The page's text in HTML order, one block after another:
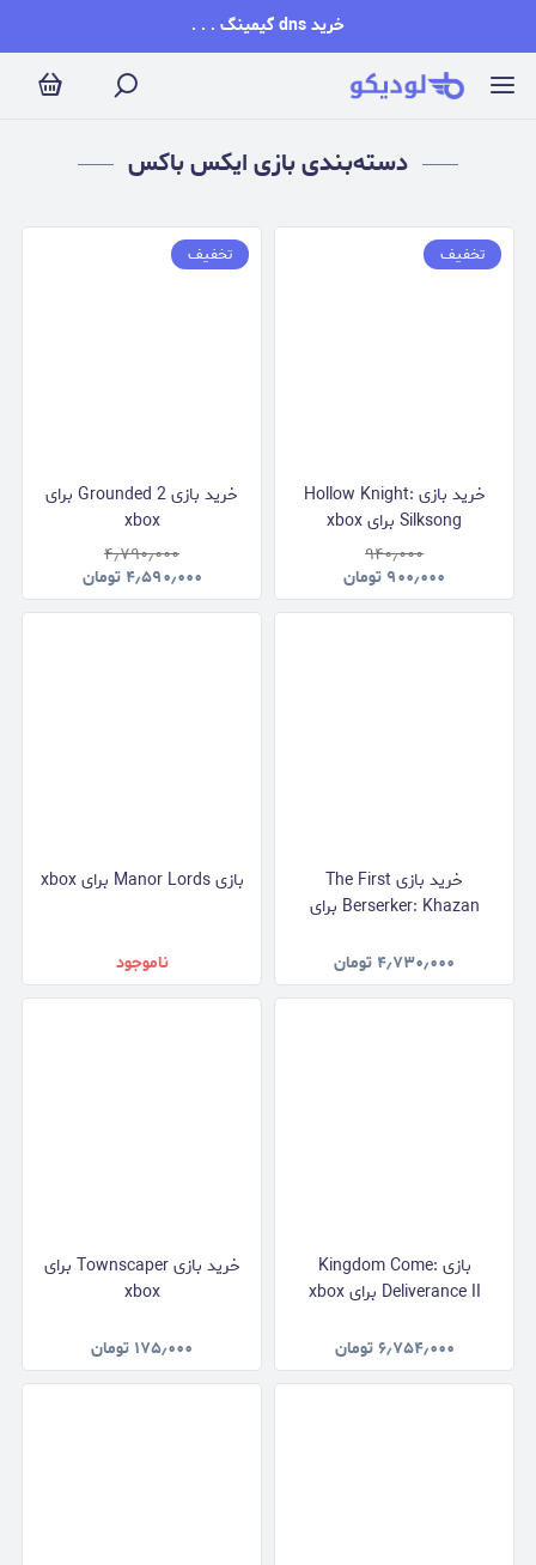
خرید dns گیمینگ . . .
دسته‌بندی بازی ایکس باکس
تخفیف
خرید بازی Hollow Knight:
Silksong برای xbox
۹۴۰٫۰۰۰
۹۰۰٫۰۰۰ تومان
تخفیف
خرید بازی Grounded 2 برای
xbox
۴٫۷۹۰٫۰۰۰
۴٫۵۹۰٫۰۰۰ تومان
خرید بازی The First
Berserker: Khazan برای
۴٫۷۳۰٫۰۰۰ تومان
بازی Manor Lords برای xbox
ناموجود
بازی Kingdom Come:
Deliverance II برای xbox
۶٫۷۵۴٫۰۰۰تومان
خرید بازی Townscaper برای
xbox
۱۷۵٫۰۰۰ تومان